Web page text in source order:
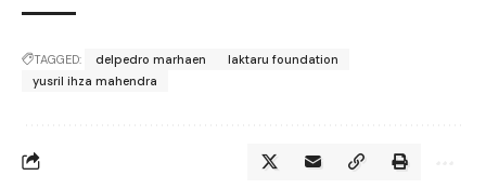
TAGGED: delpedro marhaen
laktaru foundation
yusril ihza mahendra